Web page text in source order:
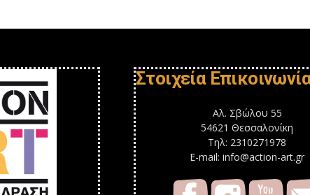
Στοιχεία
Αλ. Σβώλου 55
54621 Θεσσαλονίκη
Τηλ: 2310271978
E-mail: info@action-art.gr